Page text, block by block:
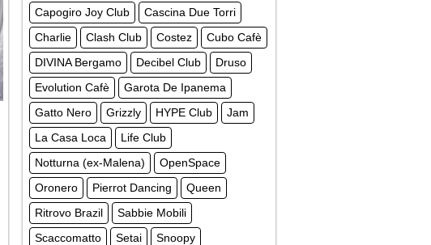
Capogiro Joy Club
Cascina Due Torri
Charlie
Clash Club Costez
Cubo Cafè
DIVINA Bergamo
Decibel Club
Druso
Evolution Cafè
Garota De Ipanema
Gatto Nero
Grizzly HYPE Club
Jam
La Casa Loca
Life Club
Notturna (ex-Malena)
OpenSpace
Oronero
Pierrot Dancing
Queen
Ritrovo Brazil
Sabbie Mobili
Scaccomatto
Setai
Snoopy